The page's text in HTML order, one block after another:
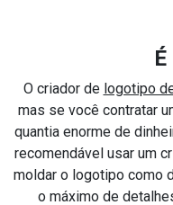
O criador de logotipo
mas se você contratar
quantia enorme de
recomendável usar um
moldar o logotipo como
o máximo de